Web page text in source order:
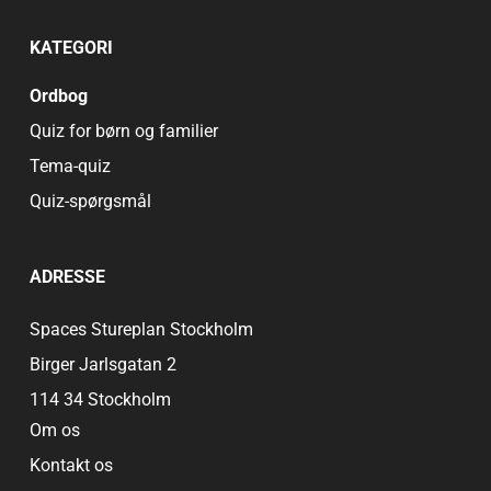
KATEGORI
Ordbog
Quiz for børn og familier
Tema-quiz
Quiz-spørgsmål
ADRESSE
Spaces Stureplan Stockholm
Birger Jarlsgatan 2
114 34 Stockholm
Om os
Kontakt os